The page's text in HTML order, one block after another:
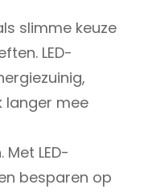
slimme keuze
LED-
langer mee
LED-
besparen op